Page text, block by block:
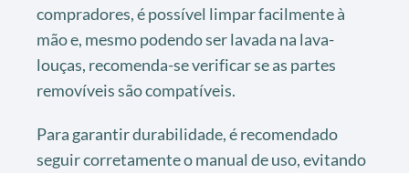
compradores, é possível limpar facilmente à
mão e, mesmo podendo ser lavada na lava-
louças, recomenda-se verificar se as partes
removíveis são compatíveis.
Para garantir durabilidade, é recomendado
seguir corretamente o manual de uso, evitando